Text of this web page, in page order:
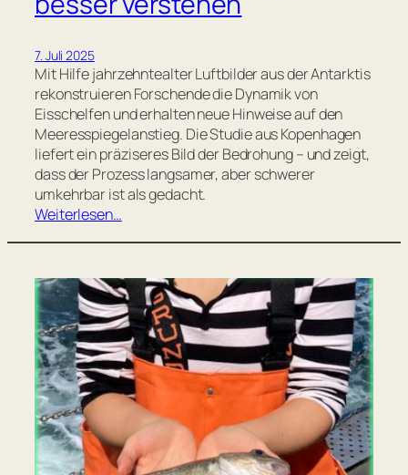
7. Juli 2025
Mit Hilfe jahrzehntealter Luftbilder aus der Antarktis
rekonstruieren Forschende die Dynamik von
Eisschelfen und erhalten neue Hinweise auf den
Meeresspiegelanstieg. Die Studie aus Kopenhagen
liefert ein präziseres Bild der Bedrohung – und zeigt,
dass der Prozess langsamer, aber schwerer
umkehrbar ist als gedacht.
Weiterlesen…